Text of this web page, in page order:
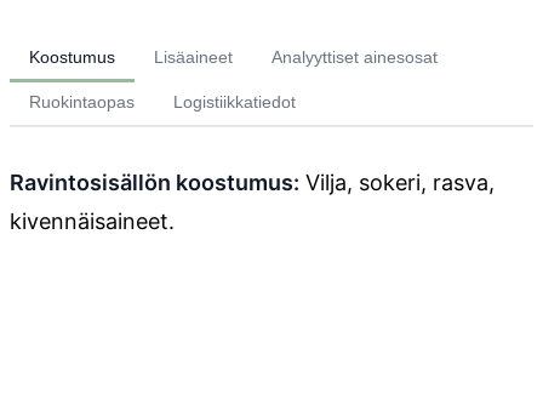
Koostumus Lisäaineet Analyyttiset ainesosat
Ruokintaopas Logistiikkatiedot
Ravintosisällön koostumus: Vilja, sokeri, rasva,
kivennäisaineet.